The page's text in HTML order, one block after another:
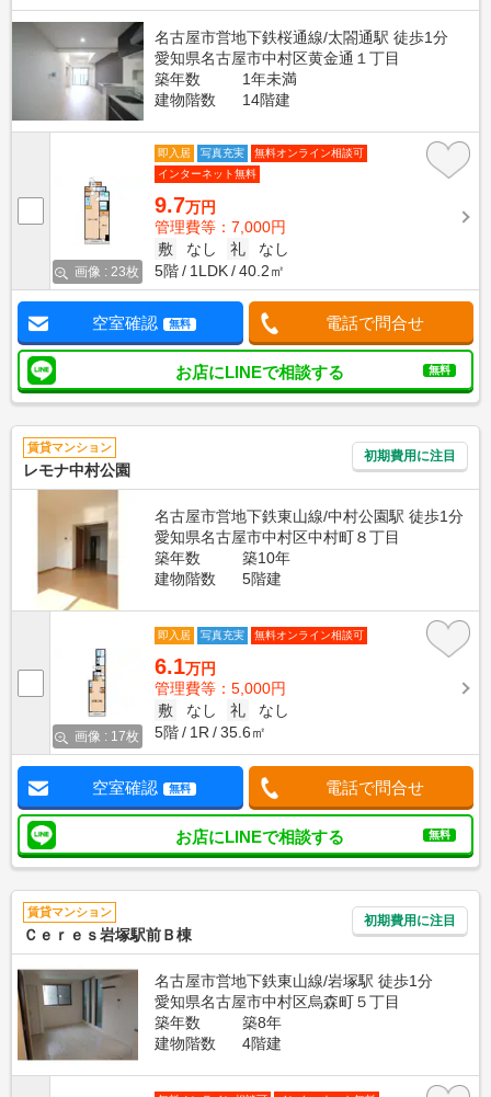
名古屋市営地下鉄桜通線/太閤通駅 徒歩1分
愛知県名古屋市中村区黄金通１丁目
築年数
1年未満
建物階数
14階建
画像 : 23枚
即入居 写真充実
無料オンライン相談可
インターネット無料
9.7万円
管理費等：7,000円
敷
なし 礼
なし
5階
1LDK 40.2㎡
空室確認 無料 電話で問合せ
お店にLINEで相談する 無料
賃貸マンション
レモナ中村公園
初期費用に注目
名古屋市営地下鉄東山線/中村公園駅 徒歩1分
愛知県名古屋市中村区中村町８丁目
築年数
築10年
建物階数
5階建
画像 : 17枚
即入居 写真充実 無料オンライン相談可
6.1万円
管理費等：5,000円
敷
なし 礼
なし
5階
1R 35.6㎡
空室確認 無料 電話で問合せ
お店にLINEで相談する 無料
賃貸マンション
Ｃｅｒｅｓ岩塚駅前Ｂ棟
初期費用に注目
名古屋市営地下鉄東山線/岩塚駅 徒歩1分
愛知県名古屋市中村区烏森町５丁目
築年数
築8年
建物階数
4階建